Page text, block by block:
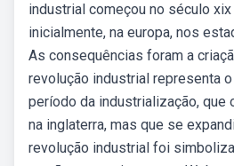
industrial começou no século xix
inicialmente, na europa, nos
As consequências foram a
revolução industrial representa
período da industrialização, que
na inglaterra, mas que se
revolução industrial foi